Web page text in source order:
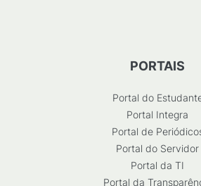
PORTAIS
Portal do
Portal Integra
Portal de
Portal do Servidor
Portal da TI
Portal da